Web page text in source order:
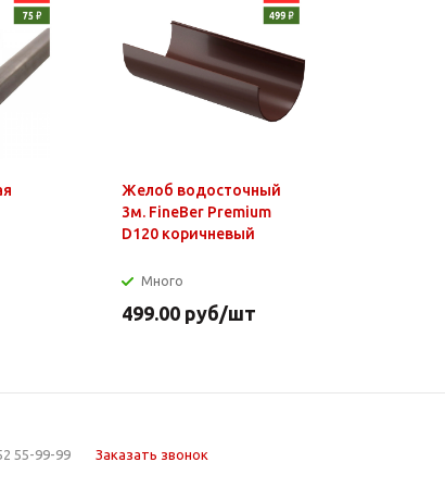
Желоб водосточный
3м. FineBer Premium
D120 коричневый
Много
499.00 руб/шт
55-99-99 Заказать звонок